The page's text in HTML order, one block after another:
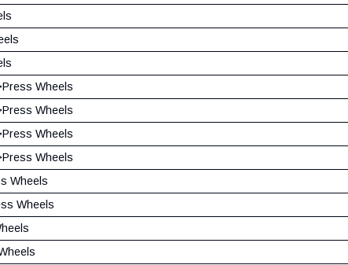
Wheels
Wheels
Wheels
Wheels
Wheels
Wheels